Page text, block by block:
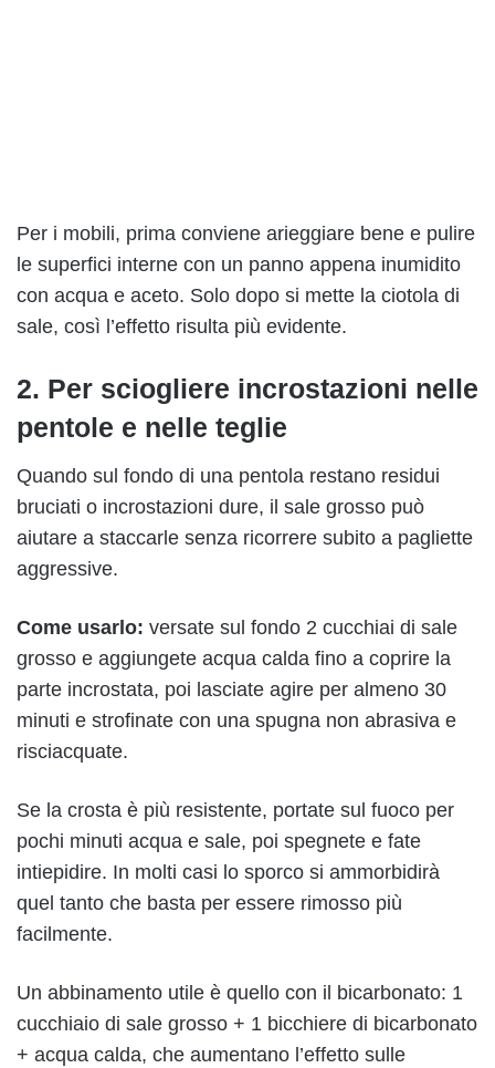
Per i mobili, prima conviene arieggiare bene e pulire
le superfici interne con un panno appena inumidito
con acqua e aceto. Solo dopo si mette la ciotola di
sale, così l’effetto risulta più evidente.
2. Per sciogliere incrostazioni nelle
pentole e nelle teglie
Quando sul fondo di una pentola restano residui
bruciati o incrostazioni dure, il sale grosso può
aiutare a staccarle senza ricorrere subito a pagliette
aggressive.
Come usarlo: versate sul fondo 2 cucchiai di sale
grosso e aggiungete acqua calda fino a coprire la
parte incrostata, poi lasciate agire per almeno 30
minuti e strofinate con una spugna non abrasiva e
risciacquate.
Se la crosta è più resistente, portate sul fuoco per
pochi minuti acqua e sale, poi spegnete e fate
intiepidire. In molti casi lo sporco si ammorbidirà
quel tanto che basta per essere rimosso più
facilmente.
Un abbinamento utile è quello con il bicarbonato: 1
cucchiaio di sale grosso + 1 bicchiere di bicarbonato
+ acqua calda, che aumentano l’effetto sulle